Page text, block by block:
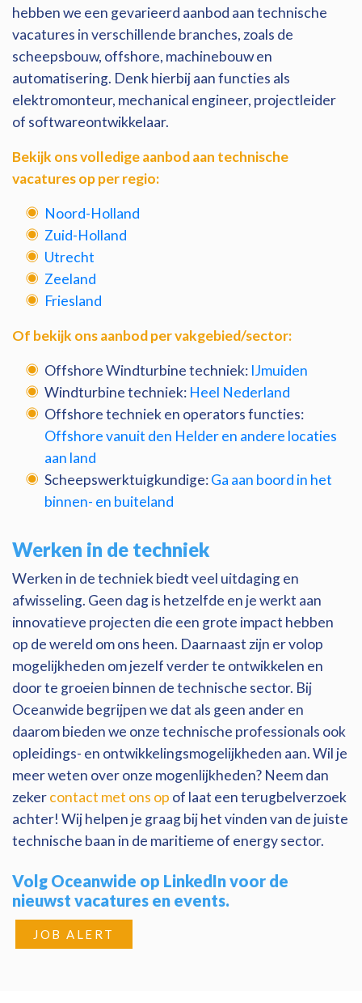
hebben we een gevarieerd aanbod aan technische
vacatures in verschillende branches, zoals de
scheepsbouw, offshore, machinebouw en
automatisering. Denk hierbij aan functies als
elektromonteur, mechanical engineer, projectleider
of softwareontwikkelaar.
Bekijk ons volledige aanbod aan technische
vacatures op per regio:
Noord-Holland
Zuid-Holland
Utrecht
Zeeland
Friesland
Of bekijk ons aanbod per vakgebied/sector:
Offshore Windturbine techniek: IJmuiden
Windturbine techniek: Heel Nederland
Offshore techniek en operators functies:
Offshore vanuit den Helder en andere locaties
aan land
Scheepswerktuigkundige:Ga aan boord in het
binnen- en buiteland
Werken in de techniek
Werken in de techniek biedt veel uitdaging en
afwisseling. Geen dag is hetzelfde en je werkt aan
innovatieve projecten die een grote impact hebben
op de wereld om ons heen. Daarnaast zijn er volop
mogelijkheden om jezelf verder te ontwikkelen en
door te groeien binnen de technische sector. Bij
Oceanwide begrijpen we dat als geen ander en
daarom bieden we onze technische professionals ook
opleidings- en ontwikkelingsmogelijkheden aan. Wil je
meer weten over onze mogenlijkheden? Neem dan
zekercontact met ons op of laat een terugbelverzoek
achter! Wij helpen je graag bij het vinden van de juiste
technische baan in de maritieme of energy sector.
Volg Oceanwide op LinkedIn voor de
nieuwst vacatures en events.
JOB ALERT